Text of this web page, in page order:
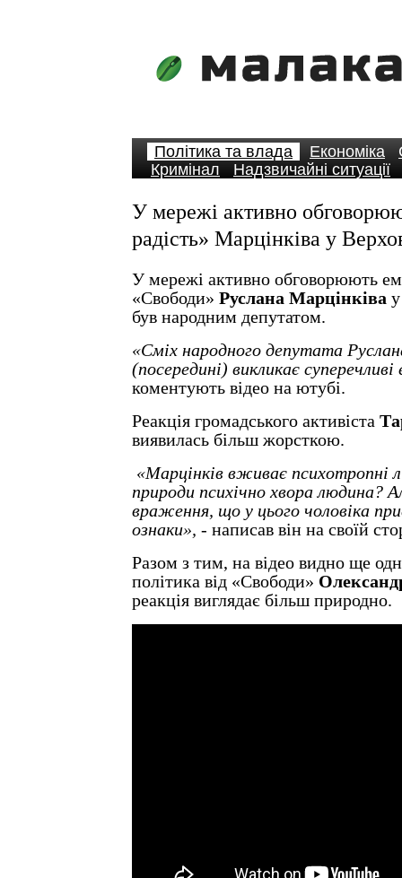
Політика та влада Економіка
Кримінал
Надзвичайні ситуації
У мережі активно
радість» Марцінківа у
У мережі активно обговорюють
«Свободи» Руслана Марцінківа
був народним депутатом.
«Сміх народного депутата
(посередині) викликає
коментують відео на ютубі.
Реакція громадського активіста
виявилась більш жорсткою.
«Марцінків вживає психотропні
природи психічно хвора людина?
враження, що у цього чоловіка
ознаки», - написав він на своїй
Разом з тим, на відео видно ще
політика від «Свободи»
реакція виглядає більш природно.